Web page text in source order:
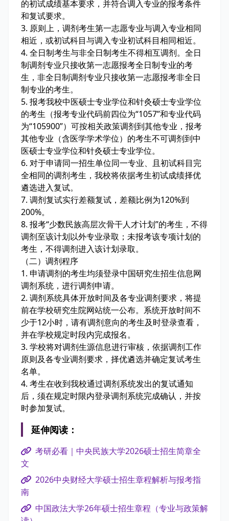
的初试成绩基本要求，并符合调入专业的报考条件
和复试要求。
3. 原则上，调剂考生第一志愿专业与调入专业相同
相近，或初试科目与调入专业初试科目相同相近。
4. 全日制考生与非全日制考生不得相互调剂。全日
制调剂专业只接收第一志愿报考全日制专业的考
生，非全日制调剂专业只接收第一志愿报考非全日
制专业的考生。
5. 报考我校中医硕士专业学位和针灸硕士专业学位
的考生（报考专业代码前四位为“1057”和专业代码
为“105900”）可按相关政策调剂到其他专业，报考
其他专业（含医学学术学位）的考生不可调剂到中
医硕士专业学位和针灸硕士专业学位。
6. 对于申请同一招生单位同一专业、且初试科目完
全相同的调剂考生，我校将依据考生初试成绩择优
遴选进入复试。
7. 调剂复试实行差额复试，差额比例为120%到
200%。
8. 报考“少数民族高层次骨干人才计划”的考生，不得
调剂至该计划以外专业录取；未报考该专项计划的
考生，不得调剂进入该计划录取。
（二）调剂程序
1. 申请调剂的考生均须登录中国研究生招生信息网
调剂系统，进行调剂申请。
2. 调剂系统具体开放时间及各专业调剂要求，将提
前在学校研究生院网站统一公布。系统开放时间不
少于12小时，请有调剂意向的考生及时登录查看，
并在学校规定时段内完成报名。
3. 学校将对调剂生源信息进行审核，依据调剂工作
原则及各专业调剂要求，择优遴选并确定复试考生
名单。
4. 考生在收到我校通过调剂系统发出的复试通知
后，须在规定时限内登录调剂系统完成确认，并按
时参加复试。
延伸阅读：
考研必看｜中央民族大学2026硕士招生简章全
文
2026中央财经大学硕士招生章程解析与报考指
南
中国政法大学26年硕士招生章程（专业与政策解